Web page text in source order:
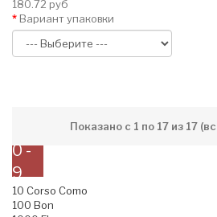
180.72 руб
Вариант упаковки
Показано с 1 по 17 из 17
0 -
9
10 Corso Como
100 Bon